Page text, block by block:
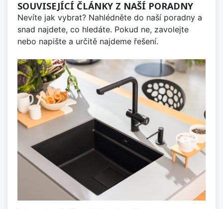
SOUVISEJÍCÍ ČLÁNKY Z NAŠÍ PORADNY
Nevíte jak vybrat? Nahlédněte do naší poradny a
snad najdete, co hledáte. Pokud ne, zavolejte
nebo napište a určitě najdeme řešení.